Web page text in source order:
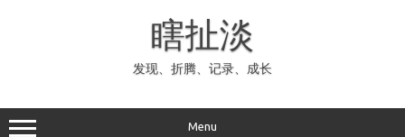
瞎扯淡
发现、折腾、记录、成长
Menu